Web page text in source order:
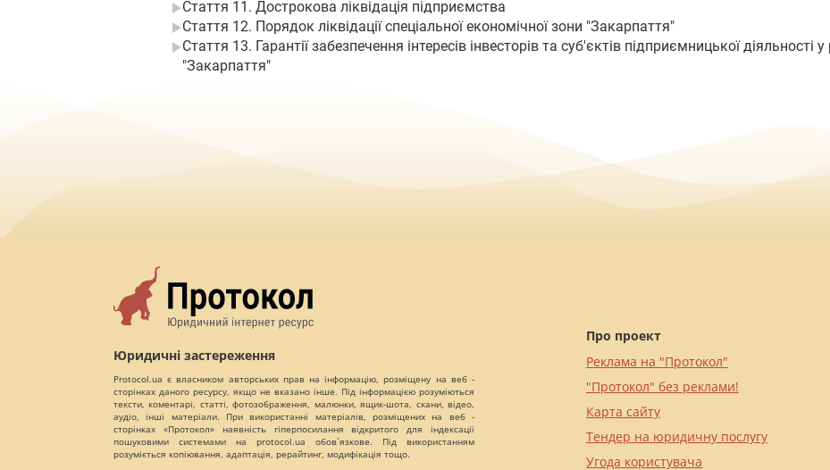
Стаття 11. Дострокова ліквідація підприємства
Стаття 12. Порядок ліквідації спеціальної економічної зони "Закарпаття"
Стаття 13. Гарантії забезпечення інтересів інвесторів та суб'єктів підприємницької діяльності у
"Закарпаття"
Юридичні застереження
Protocol.ua є власником авторських прав на інформацію, розміщену на веб -
сторінках даного ресурсу, якщо не вказано інше. Під інформацією розуміються
тексти, коментарі, статті, фотозображення, малюнки, ящик-шота, скани, відео,
аудіо, інші матеріали. При використанні матеріалів, розміщених на веб -
сторінках «Протокол» наявність гіперпосилання відкритого для індексації
пошуковими системами на protocol.ua обов`язкове. Під використанням
розуміється копіювання, адаптація, рерайтинг, модифікація тощо.
Про проект
Реклама на "Протокол"
"Протокол" без реклами!
Карта сайту
Тендер на юридичну послугу
Угода користувача